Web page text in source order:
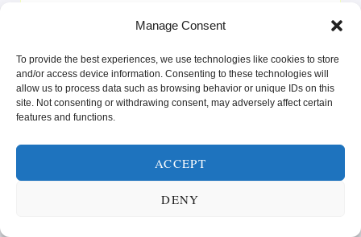
Manage Consent
To provide the best experiences, we use technologies like cookies to store
and/or access device information. Consenting to these technologies will
allow us to process data such as browsing behavior or unique IDs on this
site. Not consenting or withdrawing consent, may adversely affect certain
features and functions.
ACCEPT
DENY
Search
for:
SUNN MAT FOR KROPP OG SJEL! 🥗